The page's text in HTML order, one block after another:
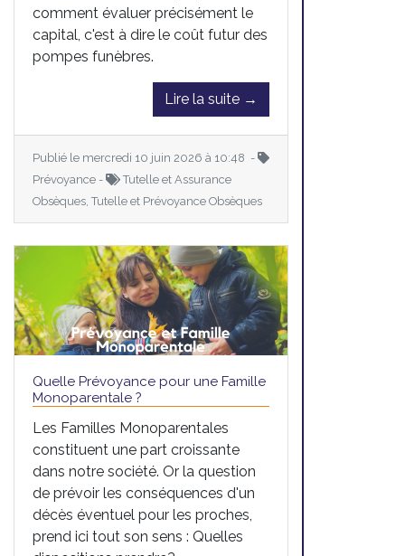
comment évaluer précisément le
capital, c'est à dire le coût futur des
pompes funèbres.
Lire la suite →
Publié le mercredi 10 juin 2026 à 10:48 -
Prévoyance -
Tutelle et Assurance
Obsèques, Tutelle et Prévoyance Obsèques
Quelle Prévoyance pour une Famille
Monoparentale ?
Les Familles Monoparentales
constituent une part croissante
dans notre société. Or la question
de prévoir les conséquences d'un
décès éventuel pour les proches,
prend ici tout son sens : Quelles